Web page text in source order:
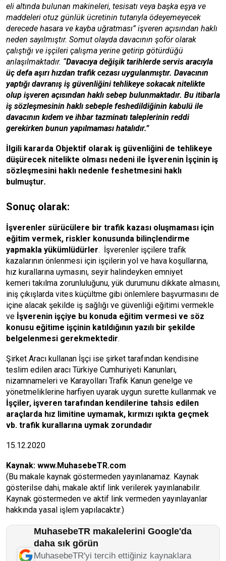
eli altında bulunan makineleri, tesisatı veya başka eşya ve
maddeleri otuz günlük ücretinin tutarıyla ödeyemeyecek
derecede hasara ve kayba uğratması” işveren açısından haklı
neden sayılmıştır. Somut olayda davacının şoför olarak
çalıştığı ve işçileri çalışma yerine getirip götürdüğü
anlaşılmaktadır. “Davacıya değişik tarihlerde servis aracıyla
üç defa aşırı hızdan trafik cezası uygulanmıştır. Davacının
yaptığı davranış iş güvenliğini tehlikeye sokacak nitelikte
olup işveren açısından haklı sebep bulunmaktadır. Bu itibarla
iş sözleşmesinin haklı sebeple feshedildiğinin kabulü ile
davacının kıdem ve ihbar tazminatı taleplerinin reddi
gerekirken bunun yapılmaması hatalıdır.”
İlgili kararda Objektif olarak iş güvenliğini de tehlikeye
düşürecek nitelikte olması nedeni ile İşverenin İşçinin iş
sözleşmesini haklı nedenle feshetmesini haklı
bulmuştur.
Sonuç olarak:
İşverenler sürücülere bir trafik kazası oluşmaması için
eğitim vermek, riskler konusunda bilinçlendirme
yapmakla yükümlüdürler. İşverenler işçilere trafik
kazalarının önlenmesi için işçilerin yol ve hava koşullarına,
hız kurallarına uymasını, seyir halindeyken emniyet
kemeri takılma zorunluluğunu, yük durumunu dikkate almasını,
iniş çıkışlarda vites küçültme gibi önlemlere başvurmasını de
içine alacak şekilde iş sağlığı ve güvenliği eğitimi vermekle
ve İşverenin işçiye bu konuda eğitim vermesi ve söz
konusu eğitime işçinin katıldığının yazılı bir şekilde
belgelenmesi gerekmektedir.
Şirket Aracı kullanan İşçi ise şirket tarafından kendisine
teslim edilen aracı Türkiye Cumhuriyeti Kanunları,
nizamnameleri ve Karayolları Trafik Kanun genelge ve
yönetmeliklerine harfiyen uyarak uygun surette kullanmak ve
İşçiler, işveren tarafından kendilerine tahsis edilen
araçlarda hız limitine uymamak, kırmızı ışıkta geçmek
vb. trafik kurallarına uymak zorundadır
15.12.2020
Kaynak: www.MuhasebeTR.com
(Bu makale kaynak göstermeden yayınlanamaz. Kaynak
gösterilse dahi, makale aktif link verilerek yayınlanabilir.
Kaynak göstermeden ve aktif link vermeden yayınlayanlar
hakkında yasal işlem yapılacaktır.)
MuhasebeTR makalelerini Google'da
daha sık görün
MuhasebeTR'yi tercih ettiğiniz kaynaklara